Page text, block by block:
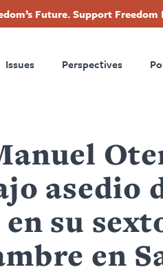
Future. Support Freedom
Issues Perspectives
asedio
su
en